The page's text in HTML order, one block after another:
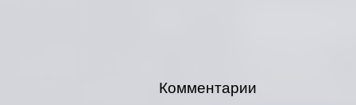
Комментарии